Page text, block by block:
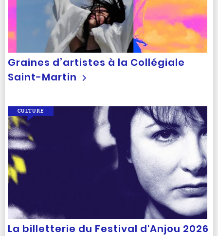
Graines d’artistes à la Collégiale
Saint-Martin
La billetterie du Festival d'Anjou 2026
CULTURE